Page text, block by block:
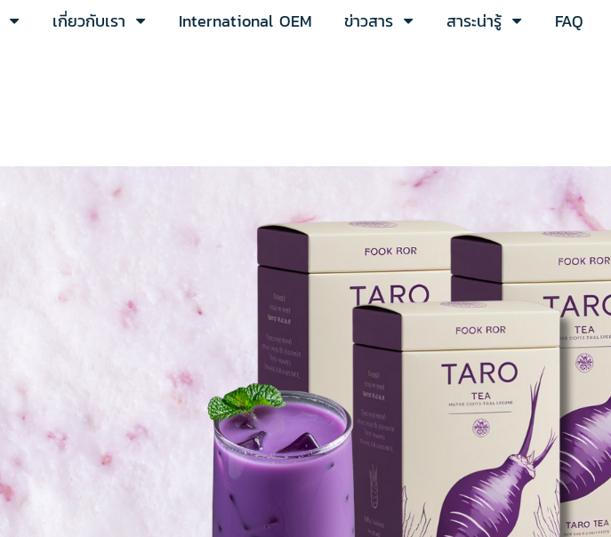
เกี่ยวกับเรา International OEM ข่าวสาร สาระน่ารู้
FAQ